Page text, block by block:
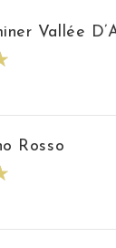
Vallée
Rosso